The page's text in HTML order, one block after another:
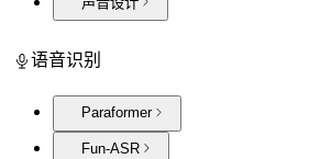
语音识别
Paraformer
Fun-ASR